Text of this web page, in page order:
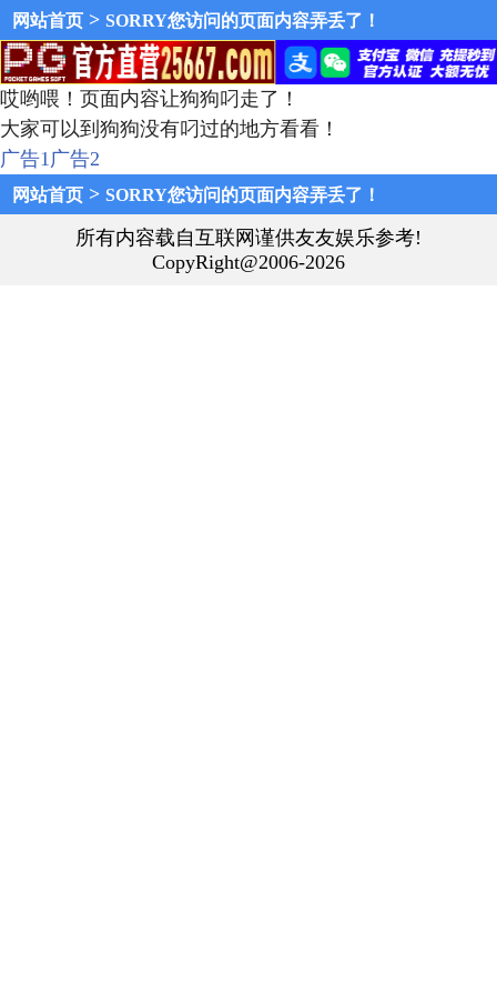
网站首页 > SORRY您访问的页面内容弄丢了！
哎哟喂！页面内容让狗狗叼走了！
大家可以到狗狗没有叼过的地方看看！
广告1广告2
网站首页 > SORRY您访问的页面内容弄丢了！
所有内容载自互联网谨供友友娱乐参考!
CopyRight@2006-2026